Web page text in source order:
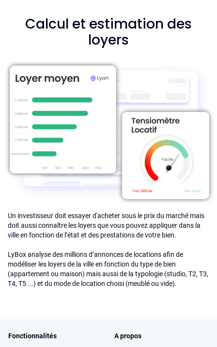
Calcul et estimation des
loyers
Un investisseur doit essayer d'acheter sous le prix du marché mais
doit aussi connaître les loyers que vous pouvez appliquer dans la
ville en fonction de l’état et des prestations de votre bien.
LyBox analyse des millions d’annonces de locations afin de
modéliser les loyers de la ville en fonction du type de bien
(appartement ou maison) mais aussi de la typologie (studio, T2, T3,
T4, T5 ...) et du mode de location choisi (meublé ou vide).
Fonctionnalités A propos